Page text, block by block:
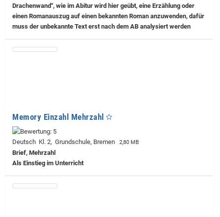
Drachenwand", wie im Abitur wird hier geübt, eine Erzählung oder
einen Romanauszug auf einen bekannten Roman anzuwenden, dafür
muss der unbekannte Text erst nach dem AB analysiert werden
Memory Einzahl Mehrzahl
Deutsch Kl. 2, Grundschule, Bremen 2,80 MB
Brief, Mehrzahl
Als Einstieg im Unterricht